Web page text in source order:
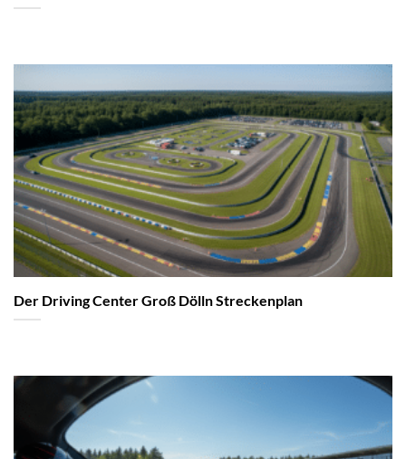
Der Driving Center Groß Dölln Streckenplan